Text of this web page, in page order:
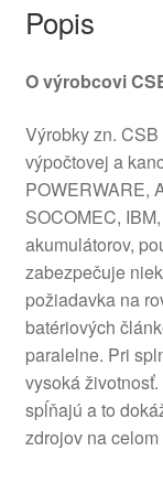
Popis
O výrobcovi
Výrobky zn.
výpočtovej a
POWERWARE,
SOCOMEC,
akumulátorov,
zabezpečuje
požiadavka na
batériových
paralelne. Pri
vysoká
spĺňajú a to
zdrojov na celom